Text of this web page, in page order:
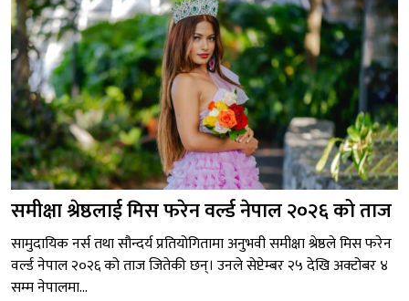
समीक्षा श्रेष्ठलाई मिस फरेन वर्ल्ड नेपाल २०२६ को ताज
सामुदायिक नर्स तथा सौन्दर्य प्रतियोगितामा अनुभवी समीक्षा श्रेष्ठले मिस फरेन
वर्ल्ड नेपाल २०२६ को ताज जितेकी छन्। उनले सेप्टेम्बर २५ देखि अक्टोबर ४
सम्म नेपालमा...